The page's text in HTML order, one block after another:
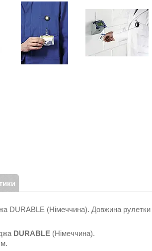
DURABLE (Німеччина). Довжина
DURABLE (Німеччина).